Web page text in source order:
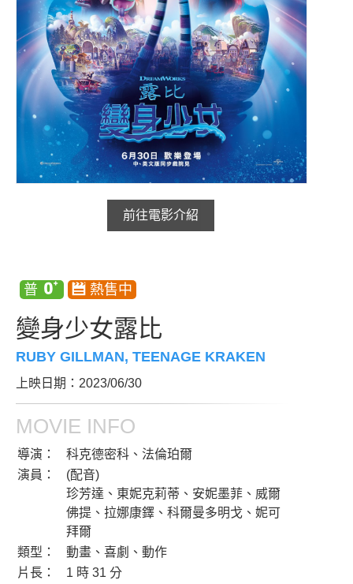
前往電影介紹
變身少女露比
RUBY GILLMAN, TEENAGE KRAKEN
上映日期：2023/06/30
MOVIE INFO
導演：
科克德密科、法倫珀爾
演員：
(配音)
珍芳達、東妮克莉蒂、安妮墨菲、威爾
佛提、拉娜康鐸、科爾曼多明戈、妮可
拜爾
類型：
動畫、喜劇、動作
片長：
1 時 31 分
影城公告
影城活動
中獎名單
合作夥伴
商家介紹
商場活動
加入iShow
會員活動
會員Q&A